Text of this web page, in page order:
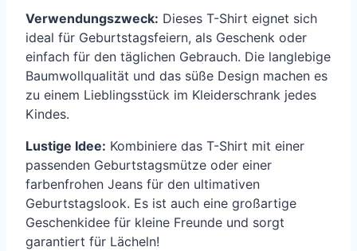
Verwendungszweck: Dieses T-Shirt eignet sich
ideal für Geburtstagsfeiern, als Geschenk oder
einfach für den täglichen Gebrauch. Die langlebige
Baumwollqualität und das süße Design machen es
zu einem Lieblingsstück im Kleiderschrank jedes
Kindes.
Lustige Idee: Kombiniere das T-Shirt mit einer
passenden Geburtstagsmütze oder einer
farbenfrohen Jeans für den ultimativen
Geburtstagslook. Es ist auch eine großartige
Geschenkidee für kleine Freunde und sorgt
garantiert für Lächeln!